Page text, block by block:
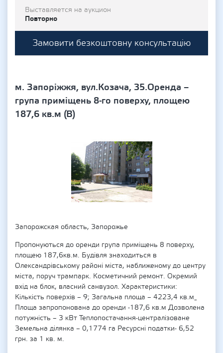
Выставляется на аукцион
Повторно
Замовити безкоштовну консультацію
м. Запоріжжя, вул.Козача, 35.Оренда –
група приміщень 8-го поверху, площею
187,6 кв.м (В)
Запорожская область, Запорожье
Пропонуються до оренди група приміщень 8 поверху,
площею 187,6кв.м. Будівля знаходиться в
Олександрівському районі міста, наближеному до центру
міста, поруч трампарк. Косметичний ремонт. Окремий
вхід на блок, власний санвузол. Характеристики:
Кількість поверхів – 9; Загальна площа – 4223,4 кв.м_
Площа запропонована до оренди -187,6 кв.м Дозволена
потужність – 3 кВт Теплопостачання-централізоване
Земельна ділянка – 0,1774 га Ресурсні податки- 6,52
грн. за 1 кв. м.